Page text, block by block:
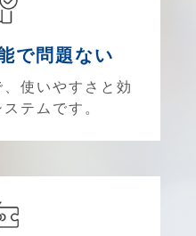
で問題ない
使いやすさと効
テムです。